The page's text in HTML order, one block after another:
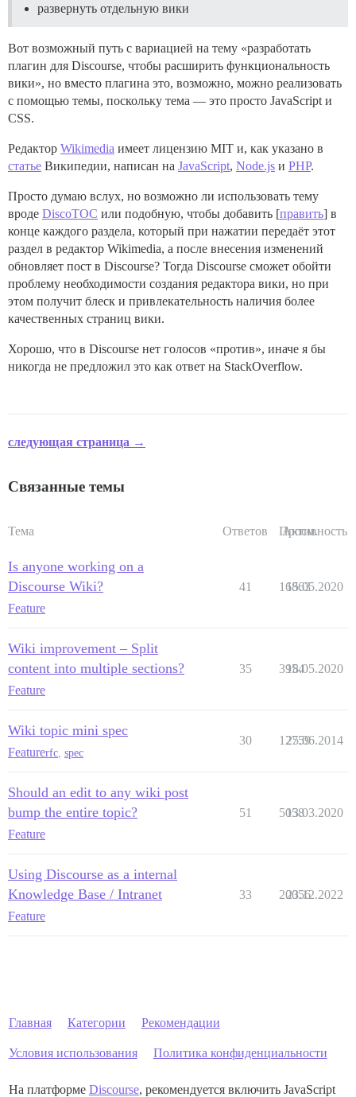
развернуть отдельную вики
Вот возможный путь с вариацией на тему «разработать
плагин для Discourse, чтобы расширить функциональность
вики», но вместо плагина это, возможно, можно реализовать
с помощью темы, поскольку тема — это просто JavaScript и
CSS.
Редактор Wikimedia имеет лицензию MIT и, как указано в
статье Википедии, написан на JavaScript, Node.js и PHP.
Просто думаю вслух, но возможно ли использовать тему
вроде DiscoTOC или подобную, чтобы добавить [править] в
конце каждого раздела, который при нажатии передаёт этот
раздел в редактор Wikimedia, а после внесения изменений
обновляет пост в Discourse? Тогда Discourse сможет обойти
проблему необходимости создания редактора вики, но при
этом получит блеск и привлекательность наличия более
качественных страниц вики.
Хорошо, что в Discourse нет голосов «против», иначе я бы
никогда не предложил это как ответ на StackOverflow.
следующая страница →
Связанные темы
Тема Ответов Просм.
Активность
Is anyone working on a
Discourse Wiki?
Feature
41 16863
15.05.2020
Wiki improvement – Split
content into multiple sections?
Feature
35 3954
18.05.2020
Wiki topic mini spec
Featurerfc spec
30 12759
25.06.2014
Should an edit to any wiki post
bump the entire topic?
Feature
51 5058
13.03.2020
Using Discourse as a internal
Knowledge Base / Intranet
Feature
33 20056
23.12.2022
Главная Категории Рекомендации
Условия использования Политика конфиденциальности
На платформе Discourse, рекомендуется включить JavaScript